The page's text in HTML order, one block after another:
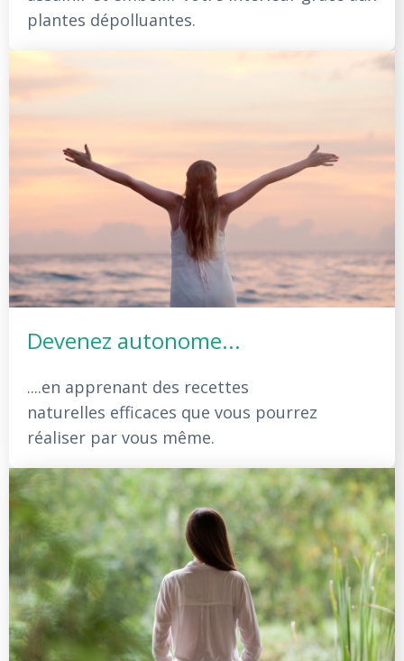
plantes dépolluantes.
Devenez autonome...
....en apprenant des recettes
naturelles efficaces que vous pourrez
réaliser par vous même.